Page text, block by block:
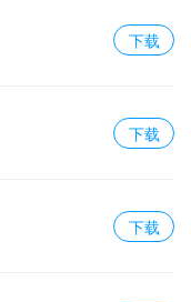
下载
下载
下载